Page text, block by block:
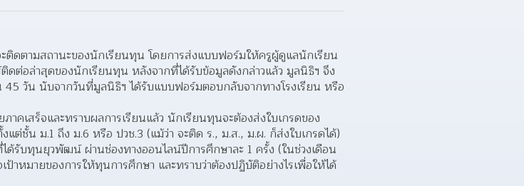
ติดตามสถานะของนักเรียนทุน โดยการส่งแบบฟอร์มให้ครูผู้ดูแลนักเรียน
ดต่อล่าสุดของนักเรียนทุน หลังจากที่ได้รับข้อมูลดังกล่าวแล้ว มูลนิธิฯ จึง
45 วัน นับจากวันที่มูลนิธิฯ ได้รับแบบฟอร์มตอบกลับจากทางโรงเรียน หรือ
คเสร็จและทราบผลการเรียนแล้ว นักเรียนทุนจะต้องส่งใบเกรดของ
ต่ชั้น ม.1 ถึง ม.6 หรือ ปวช.3 (แม้ว่า จะติด ร., ม.ส., ม.ผ. ก็ส่งใบเกรดได้)
รับทุนยุวพัฒน์ ผ่านช่องทางออนไลน์ปีการศึกษาละ 1 ครั้ง (ในช่วงเดือน
าหมายของการให้ทุนการศึกษา และทราบว่าต้องปฏิบัติอย่างไรเพื่อให้ได้